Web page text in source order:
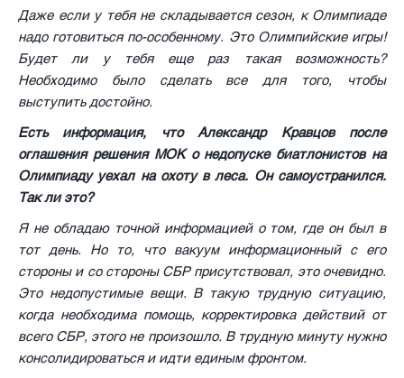
Даже если у тебя не складывается сезон, к Олимпиаде
надо готовиться по-особенному. Это Олимпийские игры!
Будет ли у тебя еще раз такая возможность?
Необходимо было сделать все для того, чтобы
выступить достойно.
Есть информация, что Александр Кравцов после
оглашения решения МОК о недопуске биатлонистов на
Олимпиаду уехал на охоту в леса. Он самоустранился.
Так ли это?
Я не обладаю точной информацией о том, где он был в
тот день. Но то, что вакуум информационный с его
стороны и со стороны СБР присутствовал, это очевидно.
Это недопустимые вещи. В такую трудную ситуацию,
когда необходима помощь, корректировка действий от
всего СБР, этого не произошло. В трудную минуту нужно
консолидироваться и идти единым фронтом.